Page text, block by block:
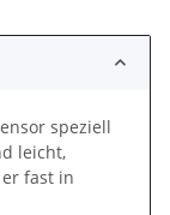
speziell
leicht,
fast in